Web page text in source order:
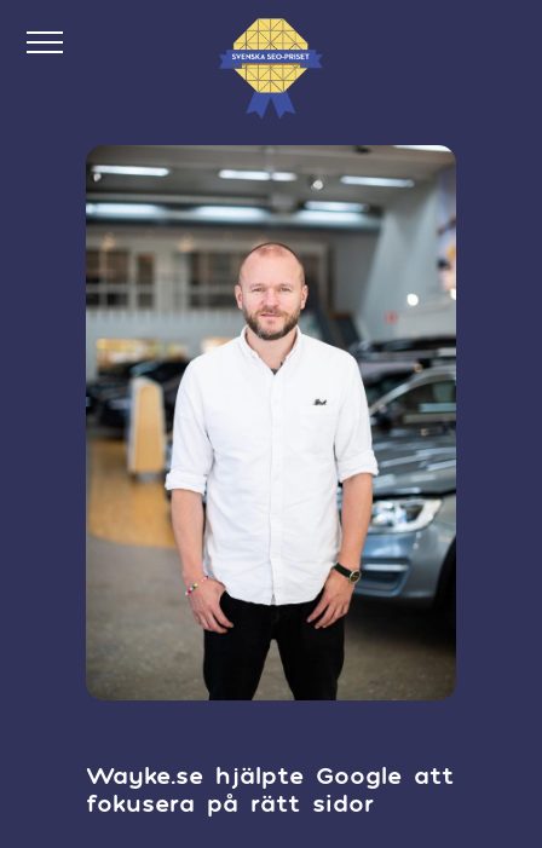
Wayke.se hjälpte Google att
fokusera på rätt sidor